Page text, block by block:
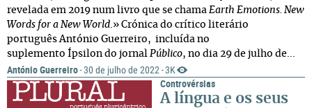
revelada em 2019 num livro que se chama Earth Emotions. New
Words for a New World.» Crónica do crítico literário
português António Guerreiro, incluída no
suplemento Ípsilon do jornal Público, no dia 29 de julho de...
António Guerreiro · 30 de julho de 2022 · 3K
Controvérsias
A língua e os seus